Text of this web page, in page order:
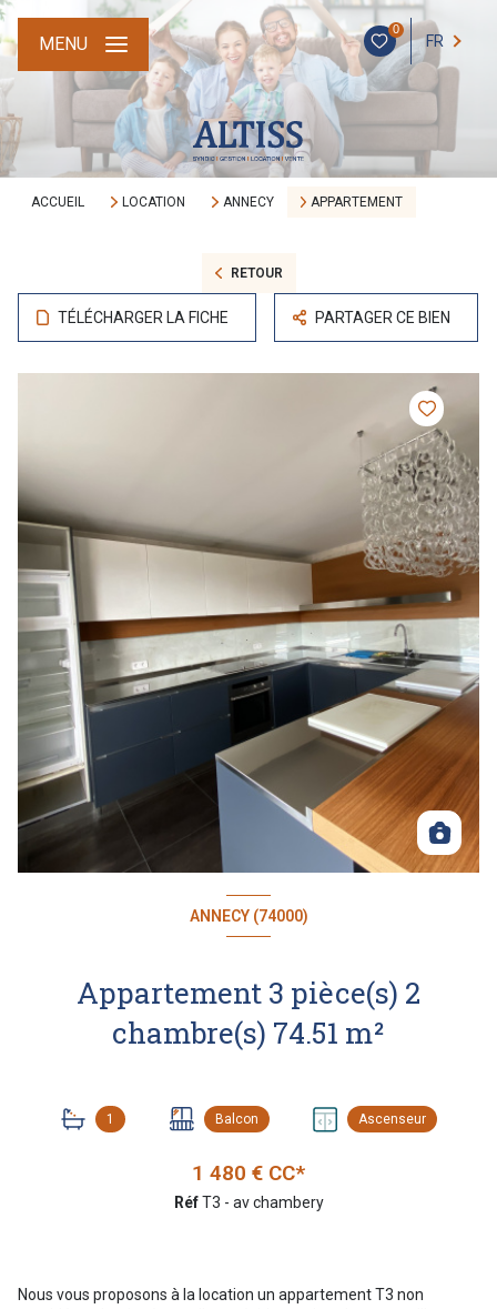
0
FR
MENU
ACCUEIL LOCATION ANNECY APPARTEMENT
RETOUR
TÉLÉCHARGER LA FICHE PARTAGER CE BIEN
ANNECY (74000)
Appartement 3 pièce(s) 2
chambre(s) 74.51 m²
1 Balcon Ascenseur
1 480 € CC*
RéfT3 - av chambery
Nous vous proposons à la location un appartement T3 non